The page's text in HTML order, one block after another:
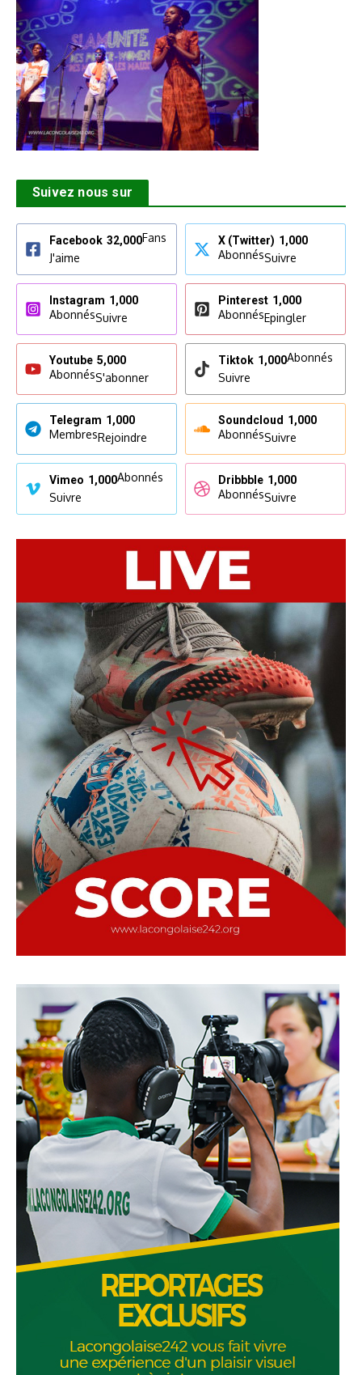
Suivez nous sur
Facebook 32,000Fans
J'aime
X (Twitter) 1,000
AbonnésSuivre
Instagram 1,000
AbonnésSuivre
Pinterest 1,000
AbonnésEpingler
Youtube 5,000
AbonnésS'abonner
Tiktok 1,000Abonnés
Suivre
Telegram 1,000
MembresRejoindre
Soundcloud 1,000
AbonnésSuivre
Vimeo 1,000Abonnés
Suivre
Dribbble 1,000
AbonnésSuivre